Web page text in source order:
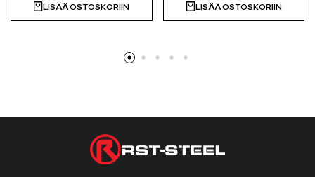
LISÄÄ OSTOSKORIIN LISÄÄ OSTOSKORIIN